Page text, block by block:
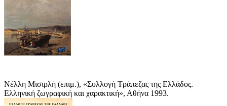
Νέλλη Μισιρλή (επιμ.), «Συλλογή Τράπεζας της Ελλάδος.
Ελληνική ζωγραφική και χαρακτική», Αθήνα 1993.